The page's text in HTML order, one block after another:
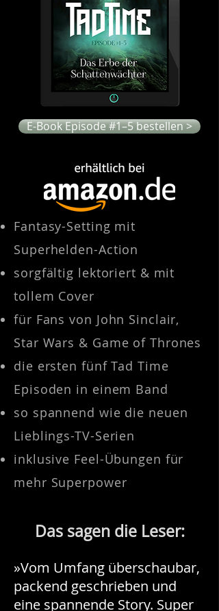
E-Book Episode #1–5 bestellen >
Fantasy-Setting mit
Superhelden-Action
sorgfältig lektoriert & mit
tollem Cover
für Fans von John Sinclair,
Star Wars & Game of Thrones
die ersten fünf Tad Time
Episoden in einem Band
so spannend wie die neuen
Lieblings-TV-Serien
inklusive Feel-Übungen für
mehr Superpower
Das sagen die Leser:
»Vom Umfang überschaubar,
packend geschrieben und
eine spannende Story. Super